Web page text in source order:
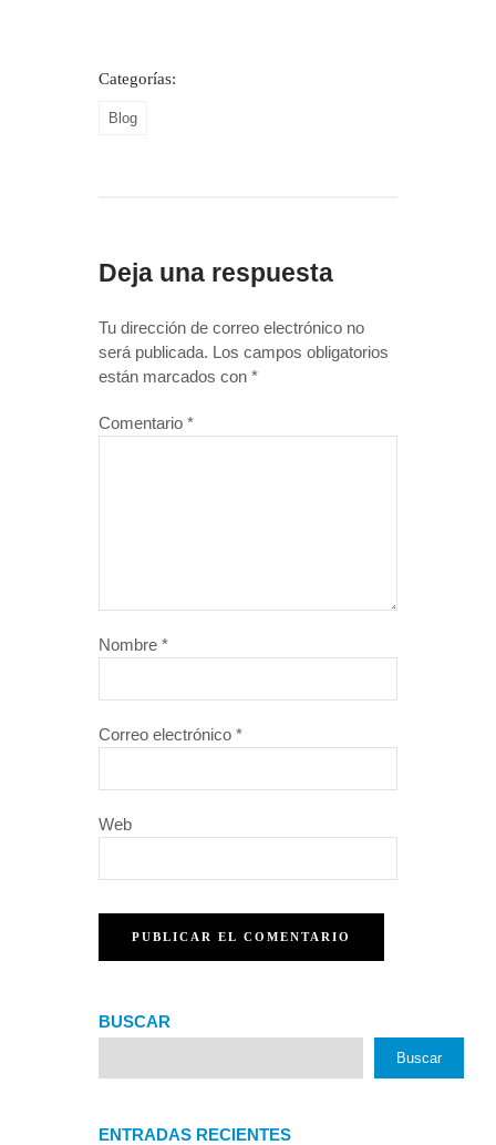
Categorías:
Blog
Deja una respuesta
Tu dirección de correo electrónico no
será publicada. Los campos obligatorios
están marcados con *
Comentario *
Nombre *
Correo electrónico *
Web
BUSCAR
Buscar
ENTRADAS RECIENTES